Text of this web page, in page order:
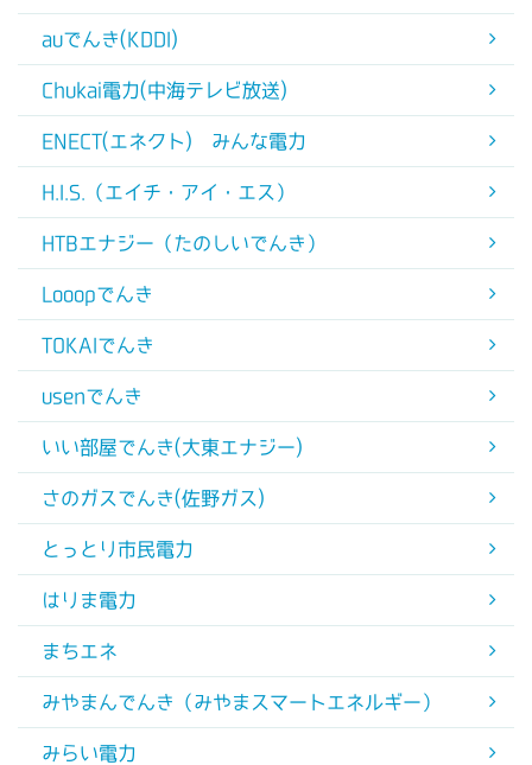
auでんき(KDDI)
Chukai電力(中海テレビ放送)
ENECT(エネクト) みんな電力
H.I.S.（エイチ・アイ・エス）
HTBエナジー（たのしいでんき）
Looopでんき
TOKAIでんき
usenでんき
いい部屋でんき(大東エナジー)
さのガスでんき(佐野ガス)
とっとり市民電力
はりま電力
まちエネ
みやまんでんき（みやまスマートエネルギー）
みらい電力